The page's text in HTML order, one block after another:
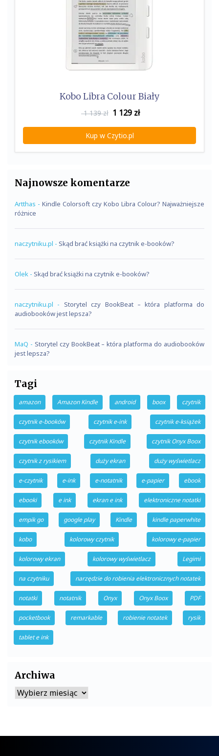
Kobo Libra Colour Biały
1 139 zł 1 129zł
Kup w Czytio.pl
Najnowsze komentarze
Artthas - Kindle Colorsoft czy Kobo Libra Colour? Najważniejsze
różnice
naczytniku.pl - Skąd brać książki na czytnik e-booków?
Olek - Skąd brać książki na czytnik e-booków?
naczytniku.pl - Storytel czy BookBeat – która platforma do
audiobooków jest lepsza?
MaQ - Storytel czy BookBeat – która platforma do audiobooków
jest lepsza?
Tagi
amazon Amazon Kindle android boox czytnik
czytnik e-booków czytnik e-ink czytnik e-książek
czytnik ebooków czytnik Kindle czytnik Onyx Boox
czytnik z rysikiem duży ekran duży wyświetlacz
e-czytnik e-ink e-notatnik e-papier ebook
ebooki e ink ekran e ink elektroniczne notatki
empik go google play Kindle kindle paperwhite
kobo kolorowy czytnik kolorowy e-papier
kolorowy ekran kolorowy wyświetlacz Legimi
na czytniku narzędzie do robienia elektronicznych notatek
notatki notatnik Onyx Onyx Boox PDF
pocketbook remarkable robienie notatek rysik
tablet e ink
Archiwa
Archiwa